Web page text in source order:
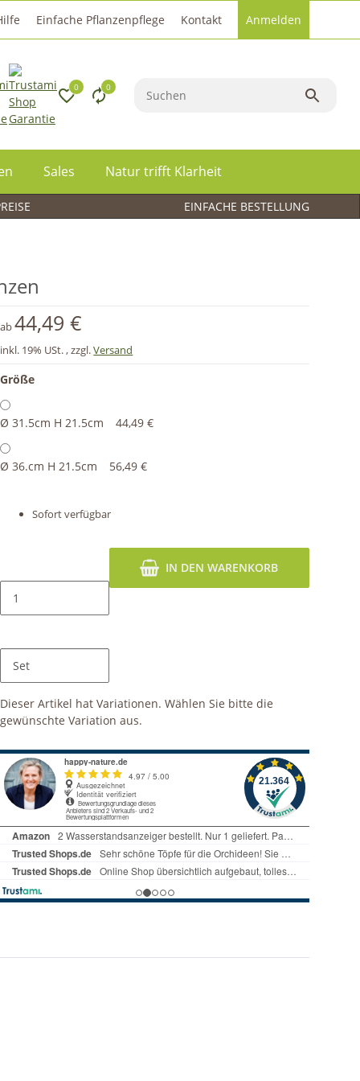
Einfache Pflanzenpflege Kontakt Anmelden
0 0
Sales Natur trifft Klarheit
EINFACHE BESTELLUNG
Sofort verfügbar
ab44,49 €
inkl. 19% USt. , zzgl.Versand
Größe
Ø 31.5cm H 21.5cm 44,49 €
Ø 36.cm H 21.5cm 56,49 €
Set
IN DEN WARENKORB
xDieser Artikel hat Variationen. Wählen Sie bitte die
gewünschte Variation aus.